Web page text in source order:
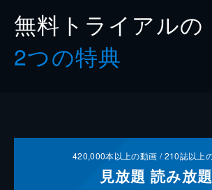
無料トライアルの
2つの特典
420,000本以上の動画 /210誌以上
見放題 読み放題